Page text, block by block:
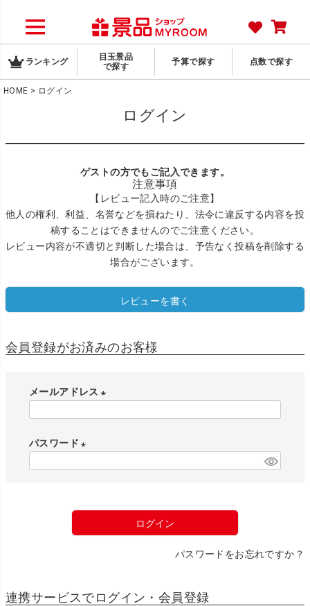
ランキング
目玉景品
で探す
予算で探す 点数で探す
HOME ログイン
ログイン
ゲストの方でもご記入できます。
注意事項
【レビュー記入時のご注意】
他人の権利、利益、名誉などを損ねたり、法令に違反する内容を投
稿することはできませんのでご注意ください。
レビュー内容が不適切と判断した場合は、予告なく投稿を削除する
場合がございます。
レビューを書く
会員登録がお済みのお客様
メールアドレス
パスワード
)
ログイン
パスワードをお忘れですか？
連携サービスでログイン・会員登録